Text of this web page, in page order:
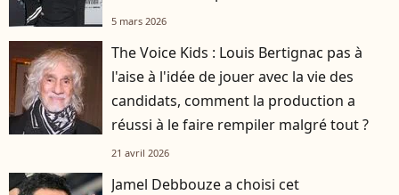
5 mars 2026
The Voice Kids : Louis Bertignac pas à
l'aise à l'idée de jouer avec la vie des
candidats, comment la production a
réussi à le faire rempiler malgré tout ?
21 avril 2026
Jamel Debbouze a choisi cet